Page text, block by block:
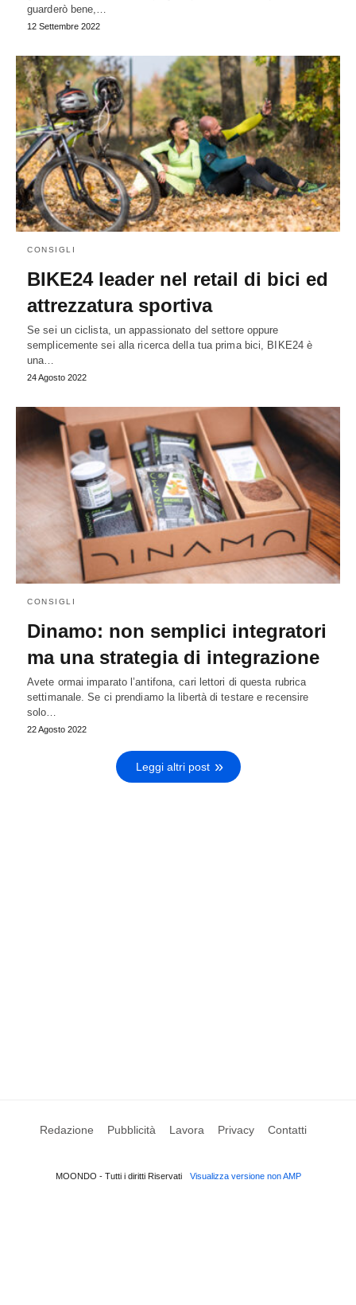
guarderò bene,…
12 Settembre 2022
CONSIGLI
BIKE24 leader nel retail di bici ed
attrezzatura sportiva
Se sei un ciclista, un appassionato del settore oppure
semplicemente sei alla ricerca della tua prima bici, BIKE24 è
una…
24 Agosto 2022
CONSIGLI
Dinamo: non semplici integratori
ma una strategia di integrazione
Avete ormai imparato l’antifona, cari lettori di questa rubrica
settimanale. Se ci prendiamo la libertà di testare e recensire
solo…
22 Agosto 2022
Leggi altri post
Redazione Pubblicità Lavora Privacy Contatti
MOONDO - Tutti i diritti Riservati Visualizza versione non AMP